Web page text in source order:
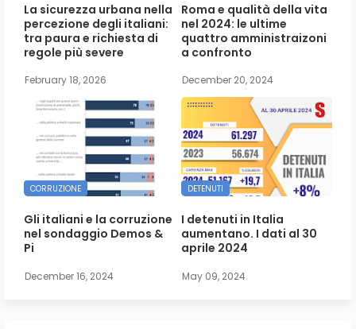
La sicurezza urbana nella
percezione degli italiani:
tra paura e richiesta di
regole più severe
February 18, 2026
Roma e qualità della vita
nel 2024: le ultime
quattro amministraizoni
a confronto
December 20, 2024
CORRUZIONE
Gli italiani e la corruzione
nel sondaggio Demos &
Pi
December 16, 2024
DETENUTI
I detenuti in Italia
aumentano. I dati al 30
aprile 2024
May 09, 2024